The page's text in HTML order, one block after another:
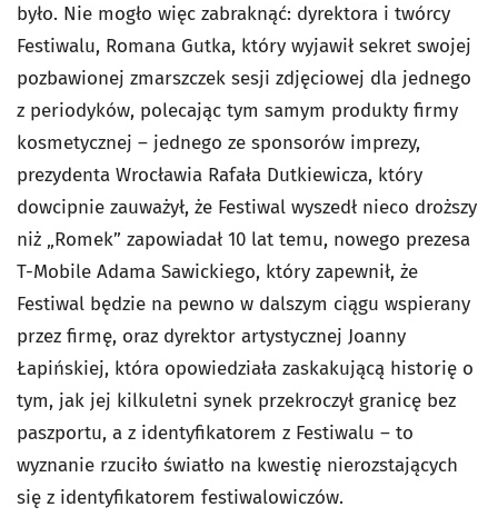
było. Nie mogło więc zabraknąć: dyrektora i twórcy
Festiwalu, Romana Gutka, który wyjawił sekret swojej
pozbawionej zmarszczek sesji zdjęciowej dla jednego
z periodyków, polecając tym samym produkty firmy
kosmetycznej – jednego ze sponsorów imprezy,
prezydenta Wrocławia Rafała Dutkiewicza, który
dowcipnie zauważył, że Festiwal wyszedł nieco droższy
niż „Romek” zapowiadał 10 lat temu, nowego prezesa
T-Mobile Adama Sawickiego, który zapewnił, że
Festiwal będzie na pewno w dalszym ciągu wspierany
przez firmę, oraz dyrektor artystycznej Joanny
Łapińskiej, która opowiedziała zaskakującą historię o
tym, jak jej kilkuletni synek przekroczył granicę bez
paszportu, a z identyfikatorem z Festiwalu – to
wyznanie rzuciło światło na kwestię nierozstających
się z identyfikatorem festiwalowiczów.